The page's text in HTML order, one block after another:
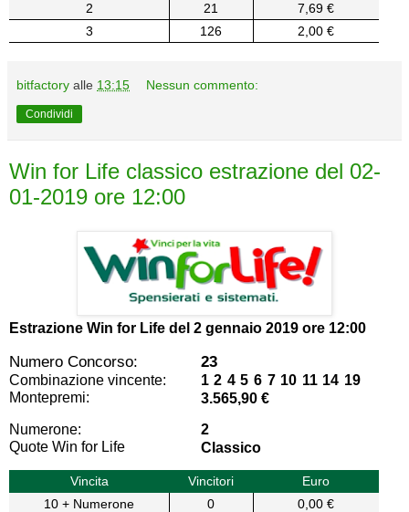
2
21
7,69 €
3
126 2,00 €
bitfactory alle 13:15 Nessun commento:
Condividi
Win for Life classico estrazione del 02-
01-2019 ore 12:00
Estrazione Win for Life del 2 gennaio 2019 ore 12:00
Numero Concorso: 23
Combinazione vincente:
1 2 4 5 6 7 10 11 14 19
Montepremi:
3.565,90 €
Numerone:
2
Quote Win for Life
Classico
Vincita Vincitori
Euro
10 + Numerone
0
0,00 €